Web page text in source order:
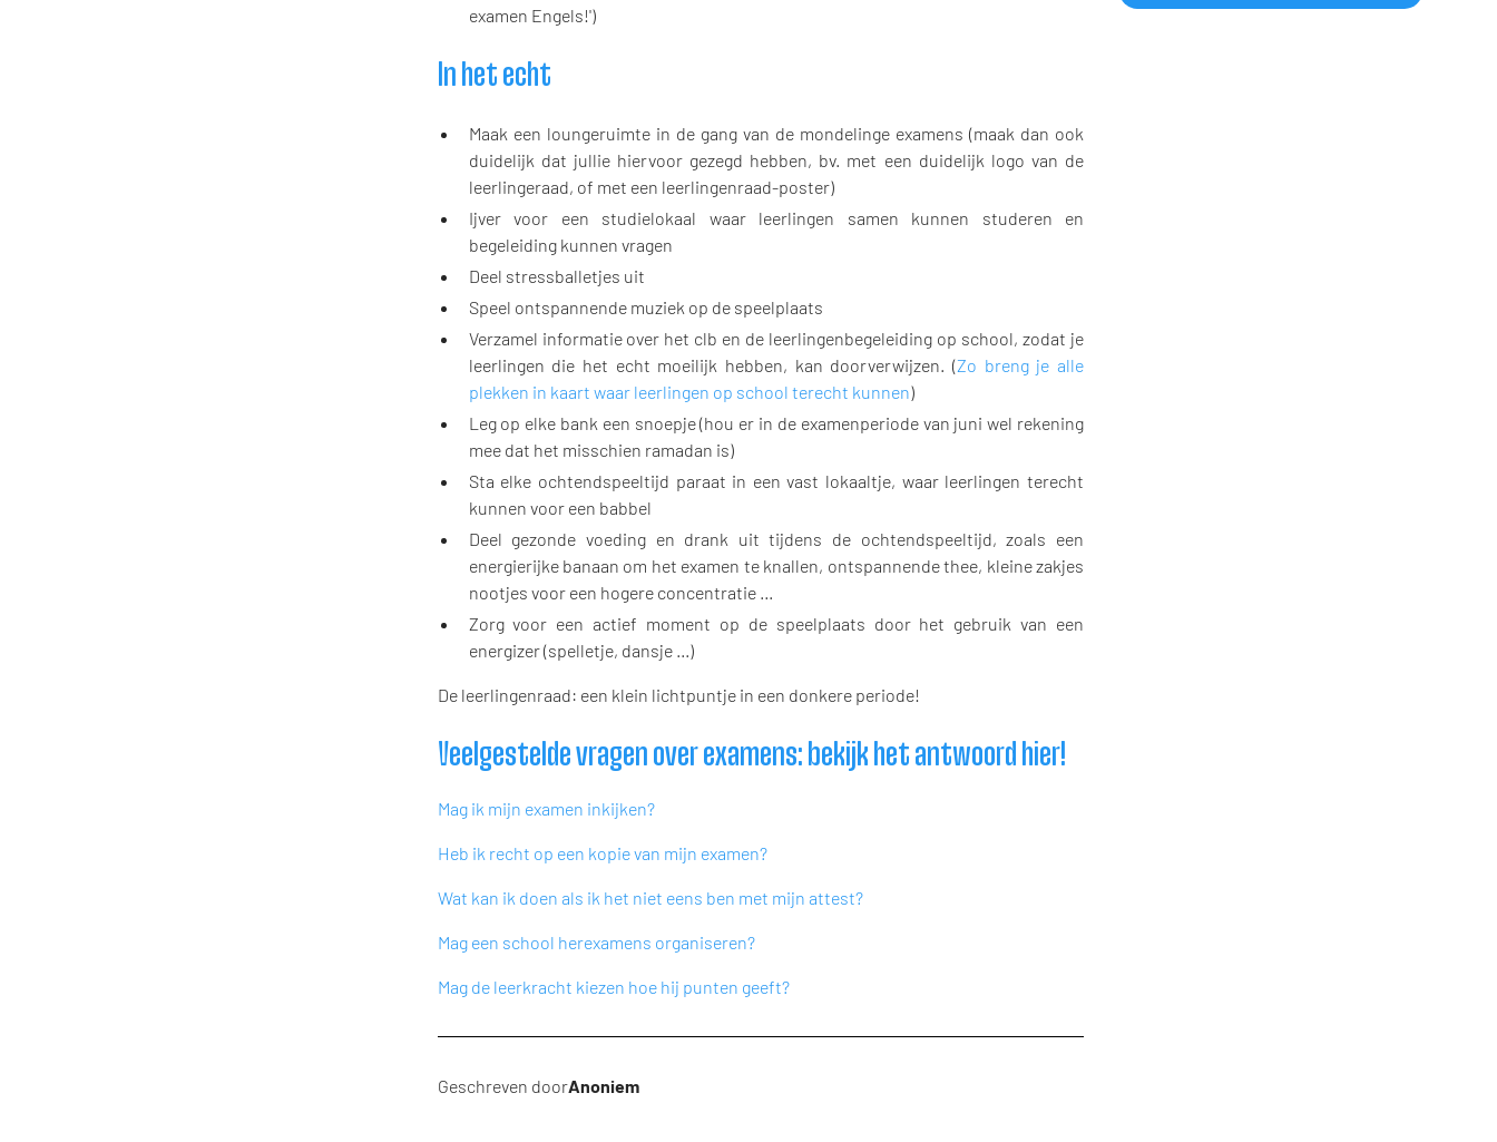
examen Engels!')
In het echt
Maak een loungeruimte in de gang van de mondelinge examens (maak dan ook
duidelijk dat jullie hiervoor gezegd hebben, bv. met een duidelijk logo van de
leerlingeraad, of met een leerlingenraad-poster)
Ijver voor een studielokaal waar leerlingen samen kunnen studeren en
begeleiding kunnen vragen
Deel stressballetjes uit
Speel ontspannende muziek op de speelplaats
Verzamel informatie over het clb en de leerlingenbegeleiding op school, zodat je
leerlingen die het echt moeilijk hebben, kan doorverwijzen. (Zo breng je alle
plekken in kaart waar leerlingen op school terecht kunnen)
Leg op elke bank een snoepje (hou er in de examenperiode van juni wel rekening
mee dat het misschien ramadan is)
Sta elke ochtendspeeltijd paraat in een vast lokaaltje, waar leerlingen terecht
kunnen voor een babbel
Deel gezonde voeding en drank uit tijdens de ochtendspeeltijd, zoals een
energierijke banaan om het examen te knallen, ontspannende thee, kleine zakjes
nootjes voor een hogere concentratie …
Zorg voor een actief moment op de speelplaats door het gebruik van een
energizer (spelletje, dansje ...)
De leerlingenraad: een klein lichtpuntje in een donkere periode!
Veelgestelde vragen over examens: bekijk het antwoord hier!
Mag ik mijn examen inkijken?
Heb ik recht op een kopie van mijn examen?
Wat kan ik doen als ik het niet eens ben met mijn attest?
Mag een school herexamens organiseren?
Mag de leerkracht kiezen hoe hij punten geeft?
Geschreven doorAnoniem